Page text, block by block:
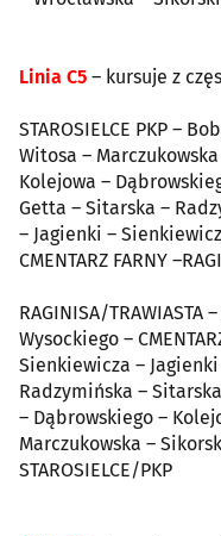
Linia C5 – kursuje z
STAROSIELCE PKP –
Witosa –
Kolejowa –
Getta – Sitarska –
– Jagienki –
CMENTARZ FARNY
RAGINISA/TRAWIASTA
Wysockiego –
Sienkiewicza –
Radzymińska –
– Dąbrowskiego –
Marczukowska –
STAROSIELCE/PKP